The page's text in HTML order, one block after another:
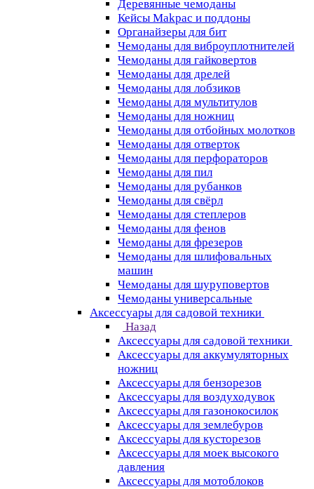
Деревянные чемоданы
Кейсы Makpac и поддоны
Органайзеры для бит
Чемоданы для виброуплотнителей
Чемоданы для гайковертов
Чемоданы для дрелей
Чемоданы для лобзиков
Чемоданы для мультитулов
Чемоданы для ножниц
Чемоданы для отбойных молотков
Чемоданы для отверток
Чемоданы для перфораторов
Чемоданы для пил
Чемоданы для рубанков
Чемоданы для свёрл
Чемоданы для степлеров
Чемоданы для фенов
Чемоданы для фрезеров
Чемоданы для шлифовальных
машин
Чемоданы для шуруповертов
Чемоданы универсальные
Аксессуары для садовой техники
Назад
Аксессуары для садовой техники
Аксессуары для аккумуляторных
ножниц
Аксессуары для бензорезов
Аксессуары для воздуходувок
Аксессуары для газонокосилок
Аксессуары для землебуров
Аксессуары для кусторезов
Аксессуары для моек высокого
давления
Аксессуары для мотоблоков